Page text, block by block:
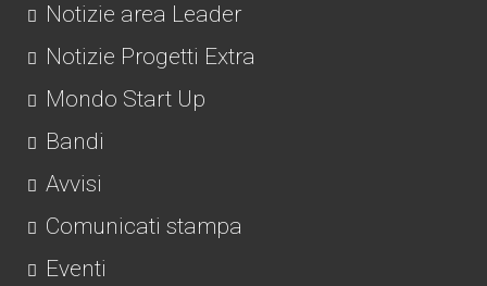
Notizie area Leader
Notizie Progetti Extra
Mondo Start Up
Bandi
Avvisi
Comunicati stampa
Eventi